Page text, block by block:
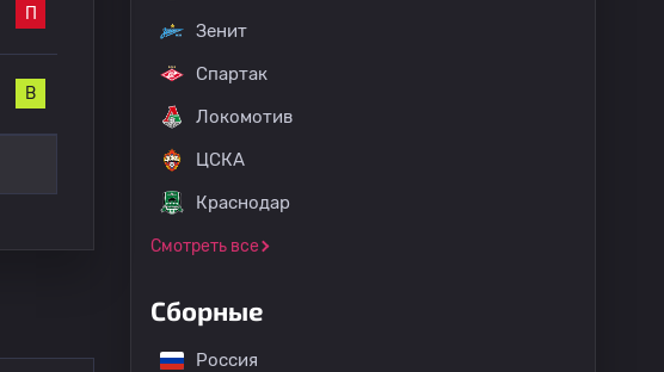
П
В
Зенит
Спартак
Локомотив
ЦСКА
Краснодар
Смотреть все
Сборные
Россия